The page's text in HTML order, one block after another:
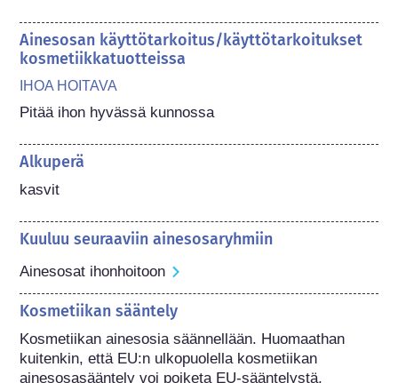
Ainesosan käyttötarkoitus/käyttötarkoitukset
kosmetiikkatuotteissa
IHOA HOITAVA
Pitää ihon hyvässä kunnossa
Alkuperä
kasvit
Kuuluu seuraaviin ainesosaryhmiin
Ainesosat ihonhoitoon
Kosmetiikan sääntely
Kosmetiikan ainesosia säännellään. Huomaathan
kuitenkin, että EU:n ulkopuolella kosmetiikan
ainesosasääntely voi poiketa EU-sääntelystä.